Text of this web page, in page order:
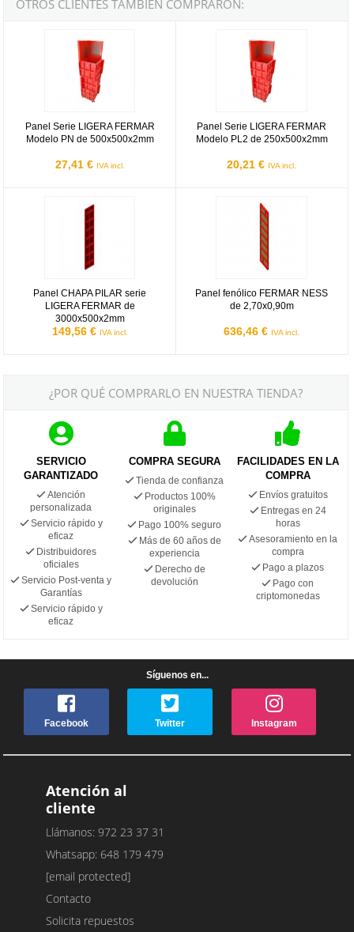
OTROS CLIENTES TAMBIÉN COMPRARON:
Panel Serie LIGERA FERMAR
Modelo PN de 500x500x2mm
27,41 € IVA incl.
Panel Serie LIGERA FERMAR
Modelo PL2 de 250x500x2mm
20,21 € IVA incl.
Panel CHAPA PILAR serie
LIGERA FERMAR de
3000x500x2mm
149,56 € IVA incl.
Panel fenólico FERMAR NESS
de 2,70x0,90m
636,46 € IVA incl.
¿POR QUÉ COMPRARLO EN NUESTRA TIENDA?
SERVICIO
GARANTIZADO
Atención
personalizada
Servicio rápido y
eficaz
Distribuidores
oficiales
Servicio Post-venta y
Garantías
Servicio rápido y
eficaz
COMPRA SEGURA
Tienda de confianza
Productos 100%
originales
Pago 100% seguro
Más de 60 años de
experiencia
Derecho de
devolución
FACILIDADES EN LA
COMPRA
Envíos gratuitos
Entregas en 24
horas
Asesoramiento en la
compra
Pago a plazos
Pago con
criptomonedas
Síguenos en...
Facebook Twitter Instagram
Atención al
cliente
Llámanos: 972 23 37 31
Whatsapp: 648 179 479
[email protected]
Contacto
Solicita repuestos